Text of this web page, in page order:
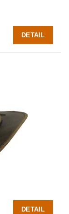
DETAIL
DETAIL